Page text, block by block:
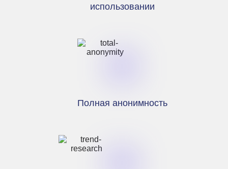
использовании
Полная анонимность